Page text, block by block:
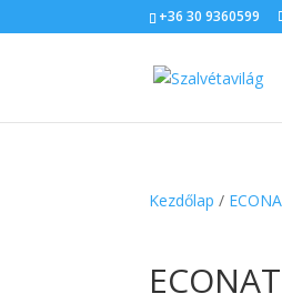
+36 30 9360599
Kezdőlap /